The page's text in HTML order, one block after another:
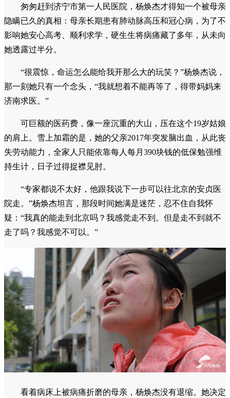
匆匆赶到济宁市第一人民医院，杨焕杰才得知一个被母亲
隐瞒已久的真相：母亲长期患有肺动脉高压和冠心病，为了不
影响她安心高考、顺利求学，硬生生将病痛藏了多年，从未向
她透露过半分。
“很震惊，命运怎么能给我开那么大的玩笑？”杨焕杰说，
那一刻她只有一个念头，“我就想着不能再等了，得带妈妈来
济南求医。”
可巨额的医药费，像一座沉重的大山，压在这个19岁姑娘
的肩上。雪上加霜的是，她的父亲2017年突发脑出血，从此丧
失劳动能力，全家人只能依靠每人每月390块钱的低保勉强维
持生计，日子过得捉襟见肘。
“专家都说不太好，他跟我说下一步可以往北京的安贞医
院走。”杨焕杰坦言，那段时间她满是迷茫，忍不住自我怀
疑：“我真的能走到北京吗？我感觉走不到。但是走不到就不
走了吗？我感觉不可以。”
看着病床上被病痛折磨的母亲，杨焕杰没有退缩。她决定